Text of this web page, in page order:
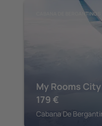
CABANA DE BERGANTINOS
My Rooms
179 €
Cabana De